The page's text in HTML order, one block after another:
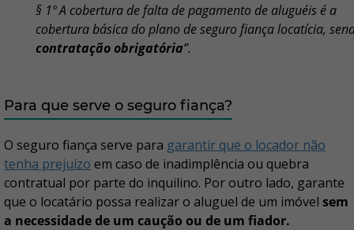
§ 1º A cobertura de falta de pagamento de aluguéis é a
cobertura básica do plano de seguro fiança locatícia,
contratação obrigatória”.
Para que serve o seguro fiança?
O seguro fiança serve para garantir que o locador não
tenha prejuízo em caso de inadimplência ou quebra
contratual por parte do inquilino. Por outro lado, garante
que o locatário possa realizar o aluguel de um imóvel sem
a necessidade de um caução ou de um fiador.